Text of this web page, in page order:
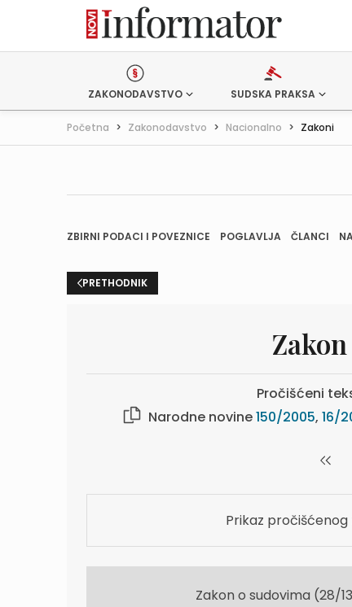
ZAKONODAVSTVO SUDSKA PRAKSA
Početna > Zakonodavstvo > Nacionalno > Zakoni
ZBIRNI PODACI I POVEZNICE POGLAVLJA ČLANCI
PRETHODNIK
Pročišćeni
Narodne novine150/2005, 16/
Prikaz
Zakon o sudovima (28/13